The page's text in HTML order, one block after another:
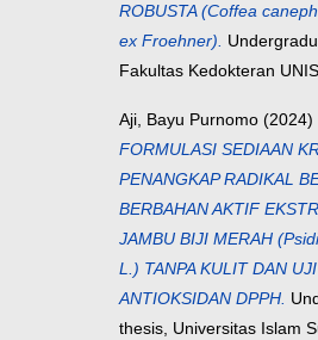
ROBUSTA (Coffea
ex Froehner).
Fakultas Kedokteran
Aji, Bayu Purnomo (2024)
FORMULASI SEDIAAN
PENANGKAP RADIKAL
BERBAHAN AKTIF
JAMBU BIJI MERAH
L.) TANPA KULIT DAN
ANTIOKSIDAN DPPH.
thesis, Universitas Islam